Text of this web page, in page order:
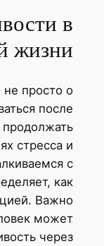
в
жизни
не просто о
после
продолжать
стресса и
с
как
Важно
может
через